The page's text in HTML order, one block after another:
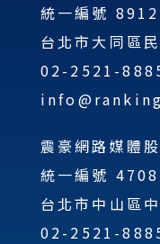
統一編號
台北市大同區
02-2521-
震豪網路媒體
統一編號
台北市中山區
02-2521-